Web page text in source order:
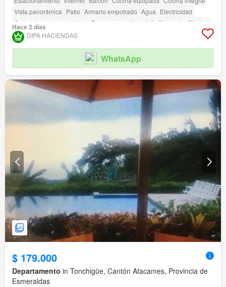
Vista panorámica Patio Armario empotrado Agua Electricidad
Completamente amoblado
Terraza amenity_wi_fi Gimnasio
Piscina
Jardín Parrilla Garita de guardianía
Hace 2 días
DIPA HACIENDAS
WhatsApp
$ 179.000
Departamento in Tonchigüe, Cantón Atacames, Provincia de
Esmeraldas